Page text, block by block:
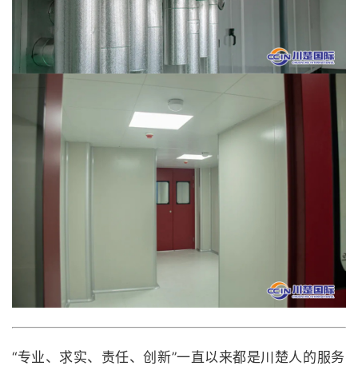
“专业、求实、责任、创新”一直以来都是川楚人的服务